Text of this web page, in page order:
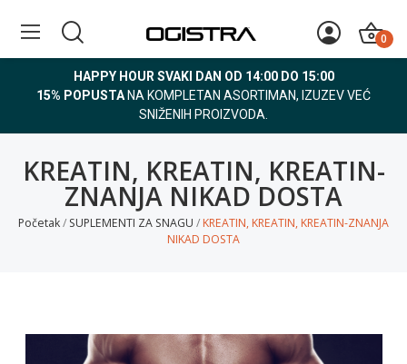
0
HAPPY HOUR SVAKI DAN OD 14:00 DO 15:00
15% POPUSTA NA KOMPLETAN ASORTIMAN, IZUZEV VEĆ
SNIŽENIH PROIZVODA.
KREATIN, KREATIN, KREATIN-
ZNANJA NIKAD DOSTA
Početak SUPLEMENTI ZA SNAGU
KREATIN, KREATIN, KREATIN-ZNANJA
NIKAD DOSTA